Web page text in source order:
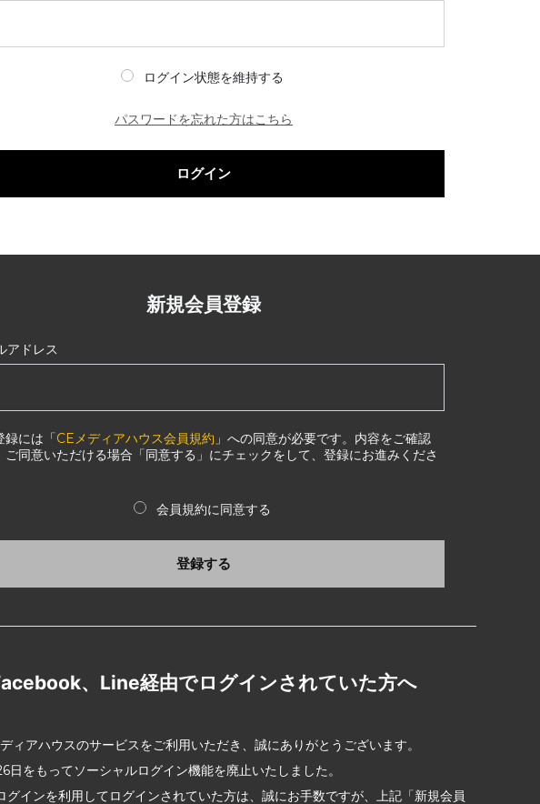
ログイン状態を維持する
パスワードを忘れた方はこちら
ログイン
新規会員登録
アドレス
録には「CEメディアハウス会員規約 」への同意が必要です。内容をご確認
ご同意いただける場合「同意する」にチェックをして、登録にお進みくださ
会員規約に同意する
登録する
、Line経由でログインされていた方へ
ィアハウスのサービスをご利用いただき、誠にありがとうございます。
日をもってソーシャルログイン機能を廃止いたしました。
グインを利用してログインされていた方は、誠にお手数ですが、上記「新規会員